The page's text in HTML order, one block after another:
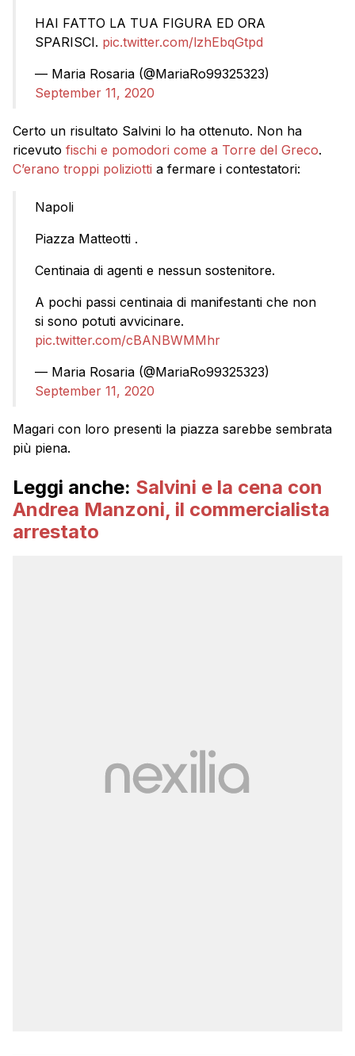
HAI FATTO LA TUA FIGURA ED ORA
SPARISCI. pic.twitter.com/lzhEbqGtpd
— Maria Rosaria (@MariaRo99325323)
September 11, 2020
Certo un risultato Salvini lo ha ottenuto. Non ha
ricevuto fischi e pomodori come a Torre del Greco.
C’erano troppi poliziotti a fermare i contestatori:
Napoli
Piazza Matteotti .
Centinaia di agenti e nessun sostenitore.
A pochi passi centinaia di manifestanti che non
si sono potuti avvicinare.
pic.twitter.com/cBANBWMMhr
— Maria Rosaria (@MariaRo99325323)
September 11, 2020
Magari con loro presenti la piazza sarebbe sembrata
più piena.
Leggi anche: Salvini e la cena con
Andrea Manzoni, il commercialista
arrestato